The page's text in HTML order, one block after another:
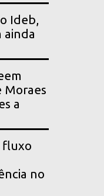
Ideb,
ainda
Moraes
a
fluxo
no